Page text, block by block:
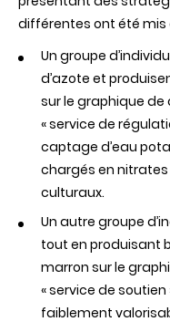
différentes ont été mis
Un groupe
d’azote et
sur le graphique de
« service de
captage d’eau
chargés en
culturaux.
Un autre groupe
tout en produisant
marron sur le
« service de
faiblement